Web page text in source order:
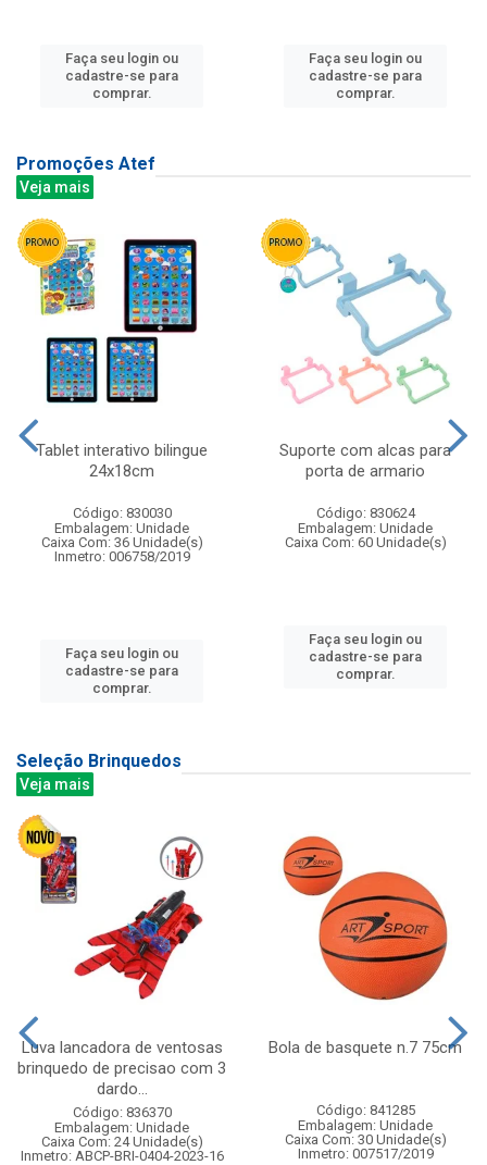
Faça seu login ou
cadastre-se para
comprar.
Faça seu login ou
cadastre-se para
comprar.
Promoções Atef
Veja mais
Tablet interativo bilingue
24x18cm
Código: 830030
Embalagem: Unidade
Caixa Com: 36 Unidade(s)
Inmetro: 006758/2019
Faça seu login ou
cadastre-se para
comprar.
Suporte com alcas para
porta de armario
Código: 830624
Embalagem: Unidade
Caixa Com: 60 Unidade(s)
Faça seu login ou
cadastre-se para
comprar.
Seleção Brinquedos
Veja mais
Luva lancadora de ventosas
brinquedo de precisao com 3
dardo...
Código: 836370
Embalagem: Unidade
Caixa Com: 24 Unidade(s)
Inmetro: ABCP-BRI-0404-2023-16
Bola de basquete n.7 75cm
Código: 841285
Embalagem: Unidade
Caixa Com: 30 Unidade(s)
Inmetro: 007517/2019